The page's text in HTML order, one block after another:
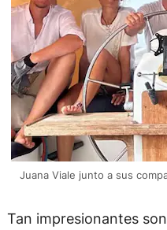
Juana Viale junto a sus
Tan impresionantes